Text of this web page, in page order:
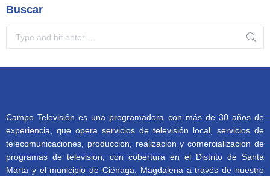
Buscar
Campo Televisión es una programadora con más de 30 años de
experiencia, que opera servicios de televisión local, servicios de
telecomunicaciones, producción, realización y comercialización de
programas de televisión, con cobertura en el Distrito de Santa
Marta y el municipio de Ciénaga, Magdalena a través de nuestro